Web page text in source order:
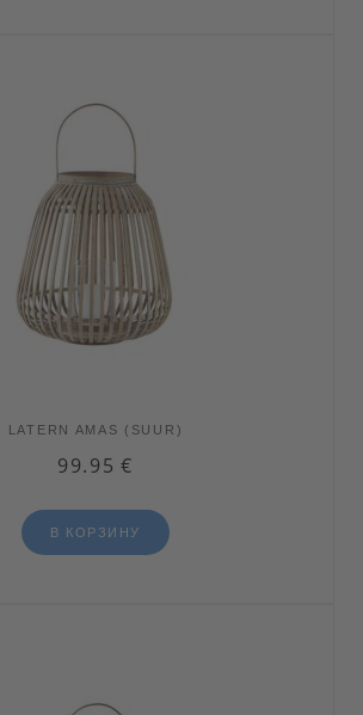
LATERN AMAS (SUUR)
99.95 €
В КОРЗИНУ